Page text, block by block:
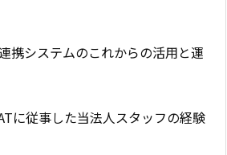
携システムのこれからの活用と運
た当法人スタッフの経験